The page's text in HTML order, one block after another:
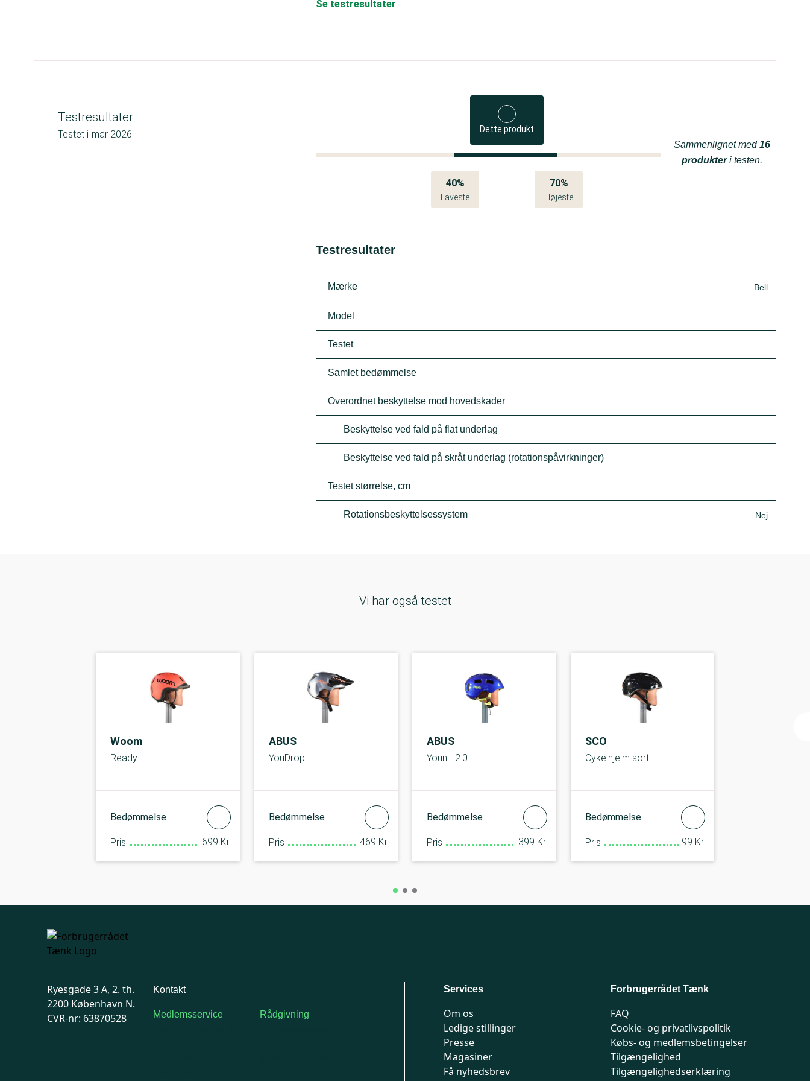
Se testresultater
Testresultater
Testet i mar 2026 Dette produkt
40%
Laveste
70%
Højeste
Sammenlignet med16
produkteri testen.
Testresultater
Mærke Bell
Model
Testet
Samlet bedømmelse
Overordnet beskyttelse mod hovedskader
Beskyttelse ved fald på flat underlag
Beskyttelse ved fald på skråt underlag (rotationspåvirkninger)
Testet størrelse, cm
Rotationsbeskyttelsessystem Nej
Vi har også testet
Woom
Ready
Bedømmelse
Pris 699 Kr.
ABUS
YouDrop
Bedømmelse
Pris 469 Kr.
ABUS
Youn I 2.0
Bedømmelse
Pris 399 Kr.
SCO
Cykelhjelm sort
Bedømmelse
Pris 99 Kr.
Ryesgade 3 A, 2. th.
2200 København N.
CVR-nr: 63870528
Kontakt
Medlemsservice Rådgivning
Services
Om os
Ledige stillinger
Presse
Magasiner
Få nyhedsbrev
Forbrugerrådet Tænk
FAQ
Cookie- og privatlivspolitik
Købs- og medlemsbetingelser
Tilgængelighed
Tilgængelighedserklæring